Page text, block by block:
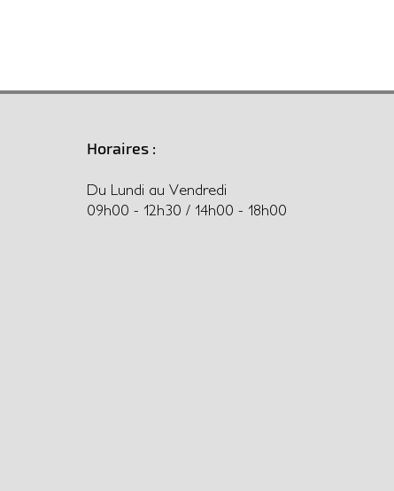
Horaires :
Du Lundi au Vendredi
09h00 - 12h30 / 14h00 - 18h00